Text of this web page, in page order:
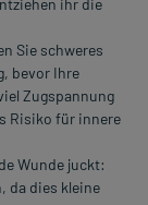
ihr die
Sie schweres
bevor Ihre
Zugspannung
Risiko für innere
Wunde juckt:
da dies kleine